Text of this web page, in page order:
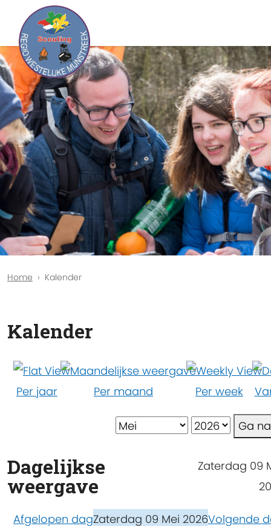
Home Kalender
Kalender
Per jaar Per maand Per week
Ga
Dagelijkse
weergave
Zaterdag 09
Afgelopen dagZaterdag 09 Mei 2026Volgende